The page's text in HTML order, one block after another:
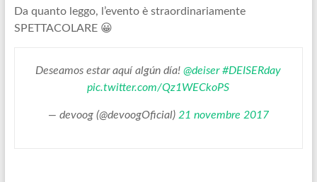
Da quanto leggo, l’evento è straordinariamente
SPETTACOLARE 😀
Deseamos estar aquí algún día!@deiser #DEISERday
pic.twitter.com/Qz1WECkoPS
— devoog (@devoogOficial) 21 novembre 2017